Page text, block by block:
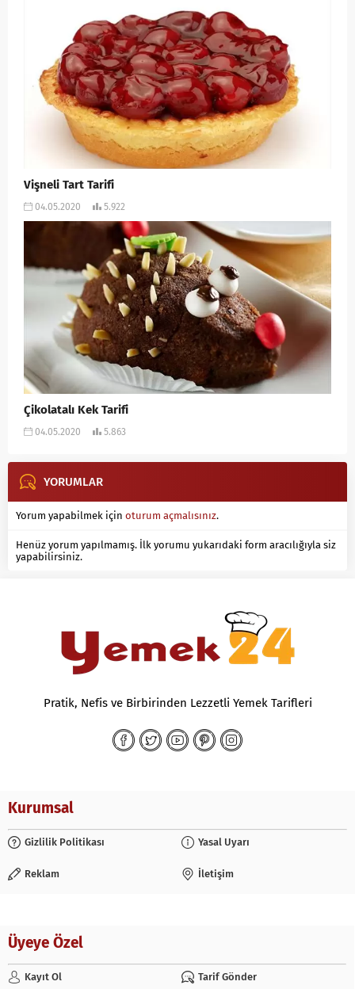
Vişneli Tart Tarifi
04.05.2020 5.922
Çikolatalı Kek Tarifi
04.05.2020 5.863
YORUMLAR
Yorum yapabilmek için oturum açmalısınız.
Henüz yorum yapılmamış. İlk yorumu yukarıdaki form aracılığıyla siz
yapabilirsiniz.
Pratik, Nefis ve Birbirinden Lezzetli Yemek Tarifleri
Kurumsal
Gizlilik Politikası Yasal Uyarı
Reklam İletişim
Üyeye Özel
Kayıt Ol Tarif Gönder